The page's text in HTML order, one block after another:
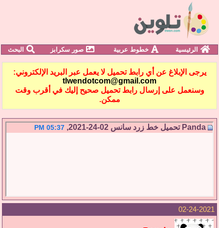
الرئيسية خطوط عربية صور سكرابز البحث
يرجى الإبلاغ عن أي رابط تحميل لا يعمل عبر البريد الإلكتروني:
tlwendotcom@gmail.com
وسنعمل على إرسال رابط تحميل صحيح إليك في أقرب وقت
ممكن.
Panda تحميل خط زرد سانس 05:37 PM
02-24-2021